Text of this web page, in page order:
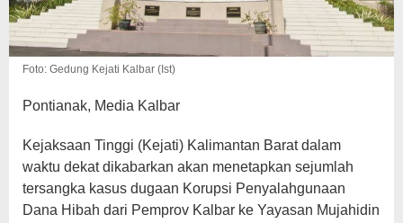
Foto: Gedung Kejati Kalbar (Ist)
Pontianak, Media Kalbar
Kejaksaan Tinggi (Kejati) Kalimantan Barat dalam
waktu dekat dikabarkan akan menetapkan sejumlah
tersangka kasus dugaan Korupsi Penyalahgunaan
Dana Hibah dari Pemprov Kalbar ke Yayasan Mujahidin